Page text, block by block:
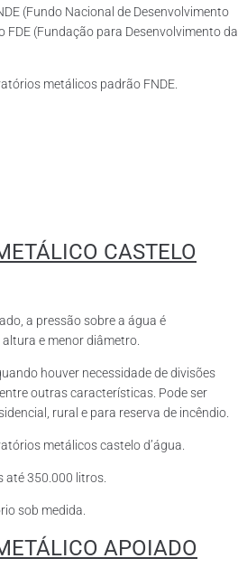
(Fundo Nacional de Desenvolvimento
FDE (Fundação para Desenvolvimento da
metálicos padrão FNDE.
CASTELO
a pressão sobre a água é
e menor diâmetro.
houver necessidade de divisões
outras características. Pode ser
rural e para reserva de incêndio.
metálicos castelo d’água.
até 350.000 litros.
sob medida.
APOIADO